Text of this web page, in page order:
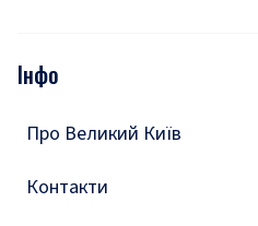
Подкасти
Тести
Інфо
Про Великий Київ
Контакти